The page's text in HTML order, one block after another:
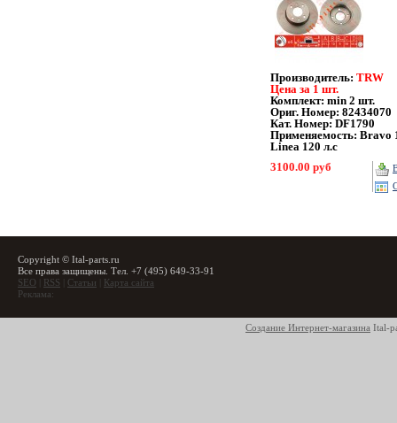
Производитель: TRW
Цена за 1 шт.
Комплект: min 2 шт.
Ориг. Номер: 82434070
Кат. Номер: DF1790
Применяемость: Bravo
Linea 120 л.с
3100.00 руб
Copyright © Ital-parts.ru
Все права защищены. Тел. +7 (495) 649-33-91
SEO
RSS Статьи
Карта сайта
Реклама:
Создание Интернет-магазина Ital-